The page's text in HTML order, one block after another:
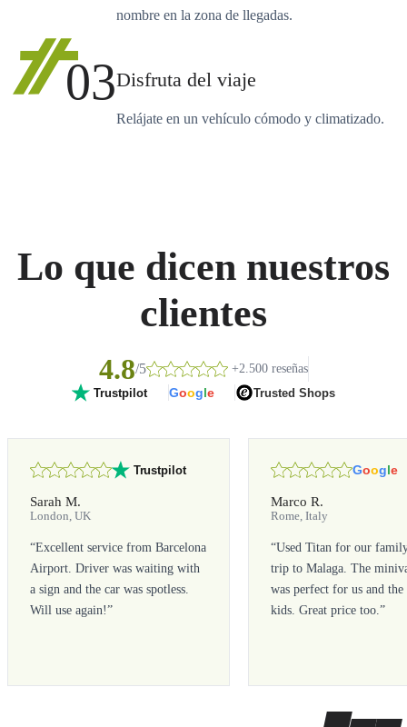
nombre en la zona de llegadas.
03Disfruta del viaje
Relájate en un vehículo cómodo y climatizado.
Lo que dicen nuestros
clientes
4.8/5 +2.500 reseñas
Trustpilot Google Trusted Shops
Trustpilot
Sarah M.
London, UK
“Excellent service from Barcelona
Airport. Driver was waiting with
a sign and the car was spotless.
Will use again!”
Google
Marco R.
Rome, Italy
“Used Titan for our
trip to Malaga. The
was perfect for us and the
kids. Great price too.”